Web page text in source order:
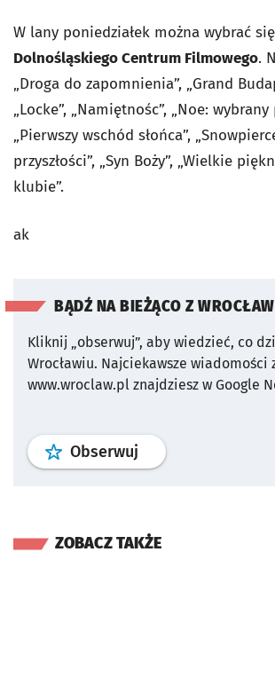
W lany poniedziałek można wybrać
Dolnośląskiego Centrum Filmowego.
„Droga do zapomnienia”, „Grand
„Locke”, „Namiętnośc”, „Noe: wybrany
„Pierwszy wschód słońca”,
przyszłości”, „Syn Boży”, „Wielkie
klubie”.
ak
BĄDŹ NA BIEŻĄCO Z
Kliknij „obserwuj”, aby wiedzieć, co
Wrocławiu. Najciekawsze wiadomości
www.wroclaw.pl znajdziesz w Google
Obserwuj profil
ZOBACZ TAKŻE